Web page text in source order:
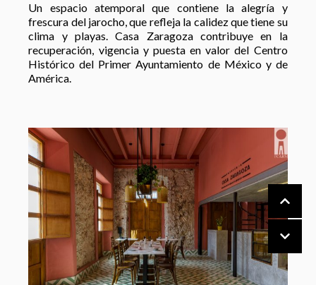
Un espacio atemporal que contiene la alegría y
frescura del jarocho, que refleja la calidez que tiene su
clima y playas. Casa Zaragoza contribuye en la
recuperación, vigencia y puesta en valor del Centro
Histórico del Primer Ayuntamiento de México y de
América.